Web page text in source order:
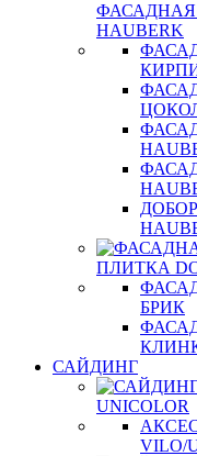
HAUBERK
ПЛИТКА
БРИК
САЙДИНГ
UNICOLOR
VILO/